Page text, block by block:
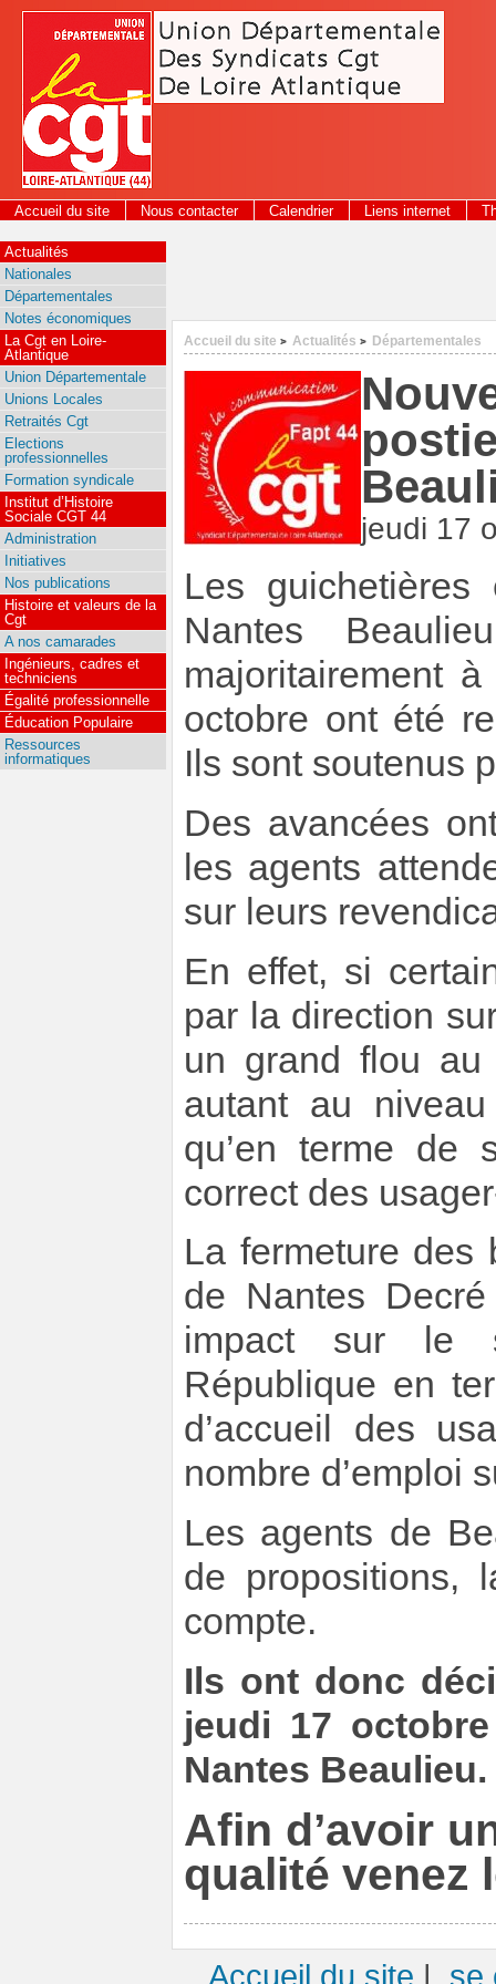
Panneau de gestion des cookies
Accueil du site Nous contacter Calendrier Liens internet
2026
Accueil du site > Actualités > Départementales
jeudi 17
Les
Nantes
majoritairement
octobre ont été
Ils sont soutenus
Des avancées
les agents
sur leurs
En effet, si
par la direction
un grand flou au
autant au
qu’en terme de
correct des
La fermeture des
de Nantes
impact sur le
République en
d’accueil des
nombre d’emploi
Les agents de
de propositions,
compte.
Ils ont donc
jeudi 17
Nantes Beaulieu.
Afin d’avoir
qualité venez
Actualités
Nationales
Départementales
Notes économiques
La Cgt en Loire-
Atlantique
Union Départementale
Unions Locales
Retraités Cgt
Elections
professionnelles
Formation syndicale
Institut d’Histoire
Sociale CGT 44
Administration
Initiatives
Nos publications
Histoire et valeurs de la
Cgt
A nos camarades
Ingénieurs, cadres et
techniciens
Égalité professionnelle
Éducation Populaire
Ressources
informatiques
Accueil du site se